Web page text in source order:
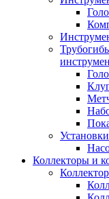
Коллекторы и